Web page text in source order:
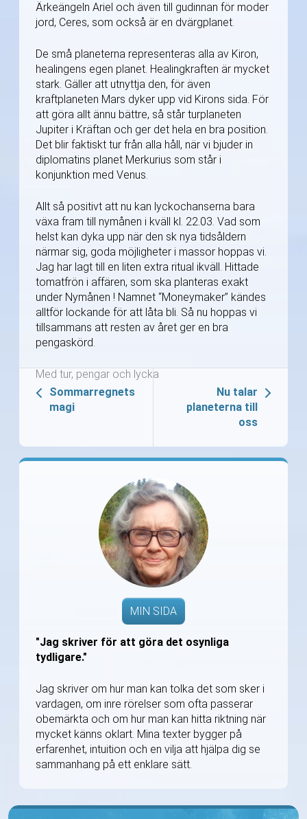
Ärkeängeln Ariel och även till gudinnan för moder
jord, Ceres, som också är en dvärgplanet.
De små planeterna representeras alla av Kiron,
healingens egen planet. Healingkraften är mycket
stark. Gäller att utnyttja den, för även
kraftplaneten Mars dyker upp vid Kirons sida. För
att göra allt ännu bättre, så står turplaneten
Jupiter i Kräftan och ger det hela en bra position.
Det blir faktiskt tur från alla håll, när vi bjuder in
diplomatins planet Merkurius som står i
konjunktion med Venus.
Allt så positivt att nu kan lyckochanserna bara
växa fram till nymånen i kväll kl. 22.03. Vad som
helst kan dyka upp när den sk nya tidsåldern
närmar sig, goda möjligheter i massor hoppas vi.
Jag har lagt till en liten extra ritual ikväll. Hittade
tomatfrön i affären, som ska planteras exakt
under Nymånen ! Namnet “Moneymaker” kändes
alltför lockande för att låta bli. Så nu hoppas vi
tillsammans att resten av året ger en bra
pengaskörd.
Med tur, pengar och lycka
Sommarregnets
magi
Nu talar
planeterna till
oss
MIN SIDA
"Jag skriver för att göra det osynliga
tydligare."
Jag skriver om hur man kan tolka det som sker i
vardagen, om inre rörelser som ofta passerar
obemärkta och om hur man kan hitta riktning när
mycket känns oklart. Mina texter bygger på
erfarenhet, intuition och en vilja att hjälpa dig se
sammanhang på ett enklare sätt.